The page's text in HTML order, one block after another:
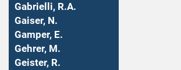
Gabrielli, R.A.
Gaiser, N.
Gamper, E.
Gehrer, M.
Geister, R.